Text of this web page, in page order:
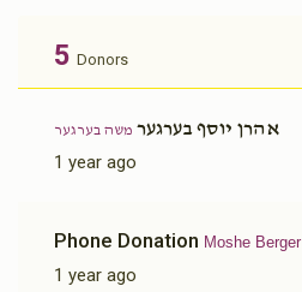
5 Donors
אהרן יוסף בערגער משה בערגער
1 year ago
Phone Donation Moshe Berger
1 year ago